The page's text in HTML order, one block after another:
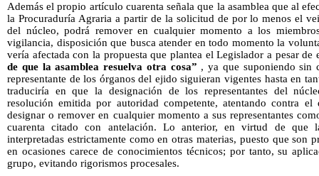
Además el propio artículo cuarenta señala que la asamblea que al
la Procuraduría Agraria a partir de la solicitud de por lo menos el
del núcleo, podrá remover en cualquier momento a los
vigilancia, disposición que busca atender en todo momento la
vería afectada con la propuesta que plantea el Legislador a pesar
de que la asamblea resuelva otra cosa” , ya que suponiendo sin
representante de los órganos del ejido siguieran vigentes hasta en
traduciría en que la designación de los representantes del
resolución emitida por autoridad competente, atentando contra
designar o remover en cualquier momento a sus representantes
cuarenta citado con antelación. Lo anterior, en virtud de que
interpretadas estrictamente como en otras materias, puesto que son
en ocasiones carece de conocimientos técnicos; por tanto, su
grupo, evitando rigorismos procesales.